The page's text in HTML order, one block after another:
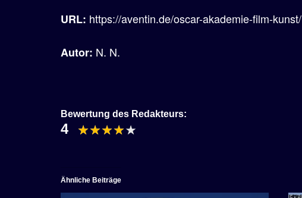
URL: https://aventin.de/oscar-akademie-film-kunst/
Autor: N. N.
Bewertung des Redakteurs:
4
Ähnliche Beiträge